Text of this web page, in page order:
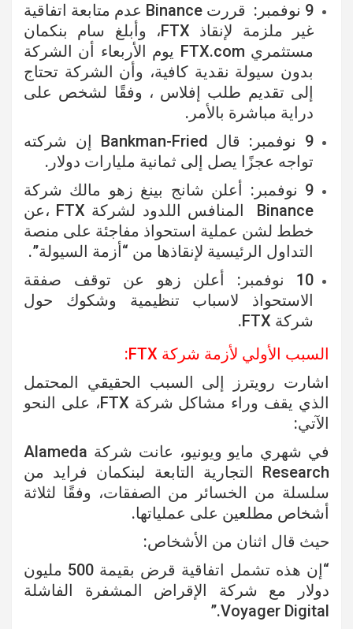
9 نوفمبر: قررت Binance عدم متابعة اتفاقية
غير ملزمة لإنقاذ FTX، وأبلغ
سام بنكمان
مستثمري FTX.com يوم الأربعاء أن الشركة
بدون سيولة نقدية كافية، وأن الشركة تحتاج
إلى تقديم طلب إفلاس ، وفقًا لشخص على
دراية مباشرة بالأمر.
9 نوفمبر:
قال Bankman-Fried إن شركته
تواجه عجزًا يصل إلى ثمانية مليارات دولار.
9 نوفمبر: أعلن شانج بينغ زهو مالك شركة
Binance
المنافس اللدود لشركة FTX ،عن
خطط لشن عملية استحواذ مفاجئة على منصة
التداول الرئيسية لإنقاذها من “أزمة السيولة”.
10 نوفمبر: أعلن زهو عن توقف صفقة
الاستحواذ لاسباب تنظيمية وشكوك حول
شركة FTX.
السبب الأولي لأزمة شركة FTX:
اشارت رويترز إلى السبب الحقيقي المحتمل
الذي يقف وراء مشاكل شركة FTX، على النحو
الآتي:
في شهري مايو ويونيو، عانت شركة Alameda
Research التجارية التابعة لبنكمان فرايد من
سلسلة من الخسائر من الصفقات، وفقًا لثلاثة
أشخاص مطلعين على عملياتها.
حيث قال اثنان من الأشخاص:
“إن هذه تشمل اتفاقية قرض بقيمة 500 مليون
دولار مع شركة الإقراض المشفرة الفاشلة
Voyager Digital.”